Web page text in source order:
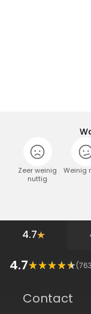
Zeer weinig
nuttig
Weinig
4.7
4.7 (763
Contact